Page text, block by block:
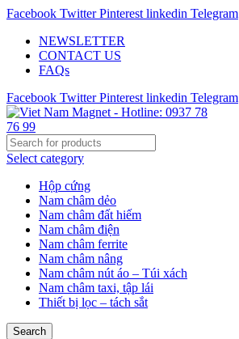
Facebook Twitter Pinterest linkedin Telegram
NEWSLETTER
CONTACT US
FAQs
Facebook Twitter Pinterest linkedin Telegram
Select category
Hộp cứng
Nam châm dẻo
Nam châm đất hiếm
Nam châm điện
Nam châm ferrite
Nam châm nâng
Nam châm nút áo – Túi xách
Nam châm taxi, tập lái
Thiết bị lọc – tách sắt
Search